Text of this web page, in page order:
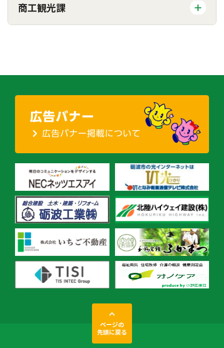
商工観光課
ページの
先頭に戻る